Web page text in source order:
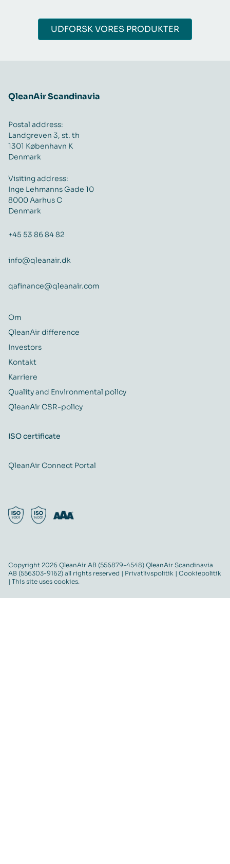
UDFORSK VORES PRODUKTER
QleanAir Scandinavia
Postal address:
Landgreven 3, st. th
1301 København K
Denmark
Visiting address:
Inge Lehmanns Gade 10
8000 Aarhus C
Denmark
+45 53 86 84 82
info@qleanair.dk
qafinance@qleanair.com
Om
QleanAir difference
Investors
Kontakt
Karriere
Quality and Environmental policy
QleanAir CSR-policy
ISO certificate
QleanAir Connect Portal
Copyright 2026 QleanAir AB (556879-4548) QleanAir Scandinavia
AB (556303-9162) all rights reserved | Privatlivspolitik | Cookiepolitik
| This site uses cookies.